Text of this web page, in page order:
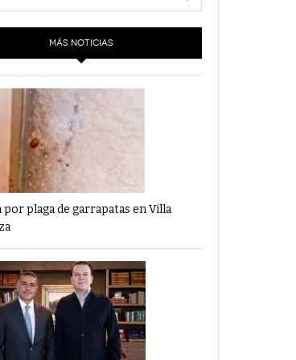
Financiamiento’ Por PC29
‘La Laguna: Bomba De Tiempo Por Falta De
Planeación’ Por PC29
‘Las Corrupciones, Sus Formas Y Efectos’ Por
PC29 - 7 mayo, 2021
MÁS NOTICIAS
plaga de garrapatas en Villa